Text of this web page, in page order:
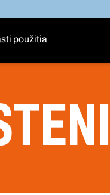
použitia